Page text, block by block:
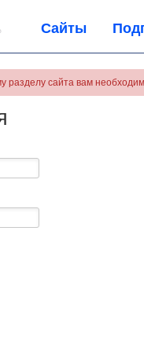
Сайты
разделу сайта вам